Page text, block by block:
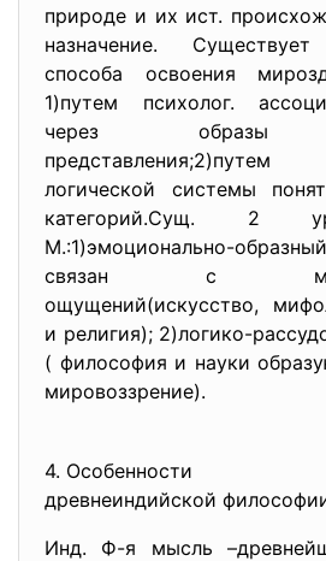
природе и их ист.
назначение.
способа освоения
1)путем психолог.
через
представления;2)путем
логической системы
категорий.Сущ. 2
М.:1)эмоционально-
связан с
ощущений(искусство,
и религия); 2)логико-
( философия и науки
мировоззрение).
4. Особенности
древнеиндийской
Инд. Ф-я мысль